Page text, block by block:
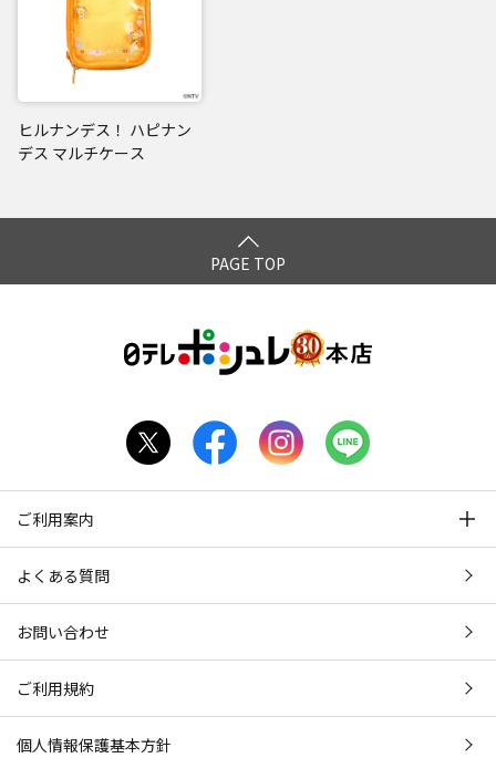
ヒルナンデス！ ハピナン
デス マルチケース
PAGE TOP
ご利用案内
よくある質問
お問い合わせ
ご利用規約
個人情報保護基本方針